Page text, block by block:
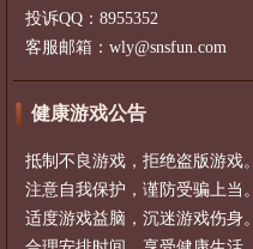
投诉QQ：8955352
客服邮箱：wly@snsfun.com
健康游戏公告
抵制不良游戏，拒绝盗版游戏。
注意自我保护，谨防受骗上当。
适度游戏益脑，沉迷游戏伤身。